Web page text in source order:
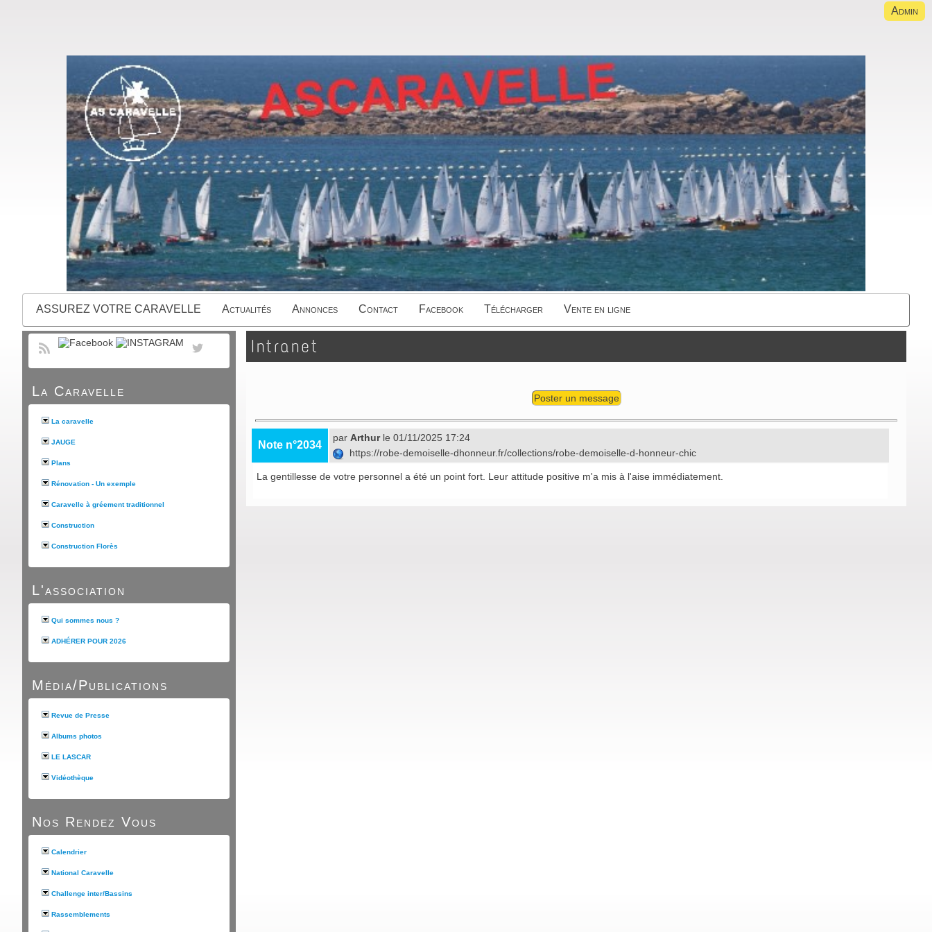
Admin
ASSUREZ VOTRE CARAVELLE Actualités Annonces Contact Facebook Télécharger Vente en ligne
La Caravelle
La caravelle
JAUGE
Plans
Rénovation - Un exemple
Caravelle à gréement traditionnel
Construction
Construction Florès
L'association
Qui sommes nous ?
ADHÉRER POUR 2026
Média/Publications
Revue de Presse
Albums photos
LE LASCAR
Vidéothèque
Nos Rendez Vous
Calendrier
National Caravelle
Challenge inter/Bassins
Rassemblements
Intranet
Poster un message
Note n°2034
par Arthur le 01/11/2025 17:24
https://robe-demoiselle-dhonneur.fr/collections/robe-demoiselle-d-honneur-chic
La gentillesse de votre personnel a été un point fort. Leur attitude positive m'a mis à l'aise immédiatement.